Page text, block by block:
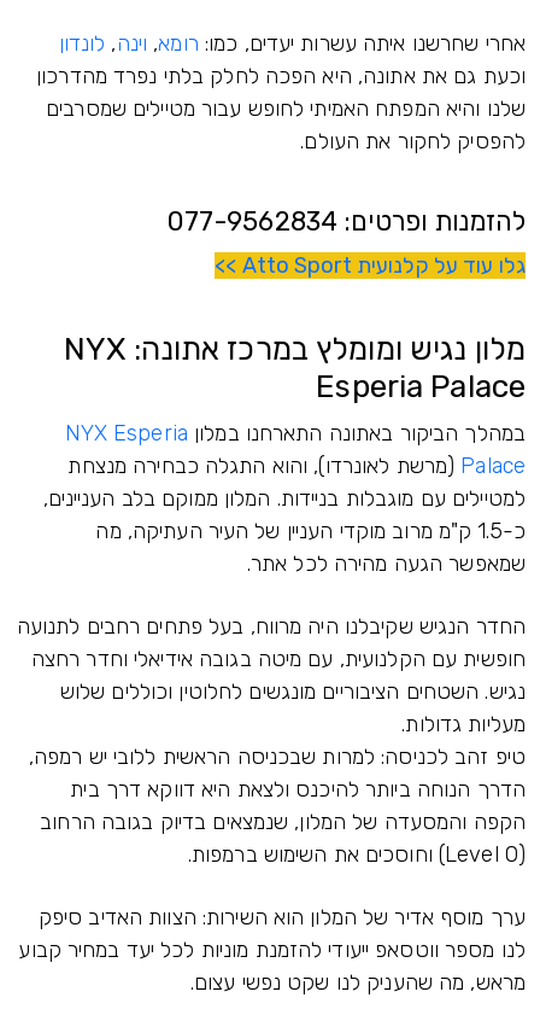
אחרי שחרשנו איתה עשרות יעדים, כמו: רומא, וינה, לונדון
וכעת גם את אתונה, היא הפכה לחלק בלתי נפרד מהדרכון
שלנו והיא המפתח האמיתי לחופש עבור מטיילים שמסרבים
להפסיק לחקור את העולם.
להזמנות ופרטים: 077-9562834
גלו עוד על קלנועית Atto Sport >>
מלון נגיש ומומלץ במרכז אתונה: NYX
Esperia Palace
במהלך הביקור באתונה התארחנו במלון NYX Esperia
Palace (מרשת לאונרדו), והוא התגלה כבחירה מנצחת
למטיילים עם מוגבלות בניידות. המלון ממוקם בלב העניינים,
כ-1.5 ק"מ מרוב מוקדי העניין של העיר העתיקה, מה
שמאפשר הגעה מהירה לכל אתר.
החדר הנגיש שקיבלנו היה מרווח, בעל פתחים רחבים לתנועה
חופשית עם הקלנועית, עם מיטה בגובה אידיאלי וחדר רחצה
נגיש. השטחים הציבוריים מונגשים לחלוטין וכוללים שלוש
מעליות גדולות.
טיפ זהב לכניסה: למרות שבכניסה הראשית ללובי יש רמפה,
הדרך הנוחה ביותר להיכנס ולצאת היא דווקא דרך בית
הקפה והמסעדה של המלון, שנמצאים בדיוק בגובה הרחוב
(Level 0) וחוסכים את השימוש ברמפות.
ערך מוסף אדיר של המלון הוא השירות: הצוות האדיב סיפק
לנו מספר ווטסאפ ייעודי להזמנת מוניות לכל יעד במחיר קבוע
מראש, מה שהעניק לנו שקט נפשי עצום.